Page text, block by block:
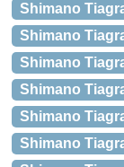
Shimano
Shimano
Shimano
Shimano
Shimano
Shimano